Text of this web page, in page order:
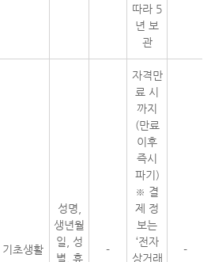
따라 5
년 보
관
기초생활
성명,
생년월
일, 성
별, 휴
-
자격만
료 시
까지
(만료
이후
즉시
파기)
※ 결
제 정
보는
‘전자
상거래
-